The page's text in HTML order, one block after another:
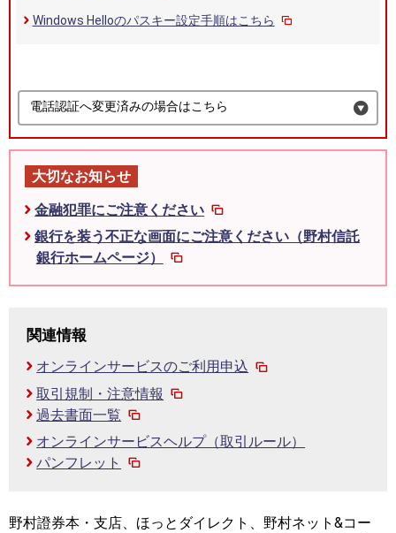
Windows Helloのパスキー設定手順はこちら
電話認証へ変更済みの場合はこちら
大切なお知らせ
金融犯罪にご注意ください
銀行を装う不正な画面にご注意ください（野村信託
銀行ホームページ）
関連情報
オンラインサービスのご利用申込
取引規制・注意情報
過去書面一覧
オンラインサービスヘルプ（取引ルール）
パンフレット
野村證券本・支店、ほっとダイレクト、野村ネット&コー